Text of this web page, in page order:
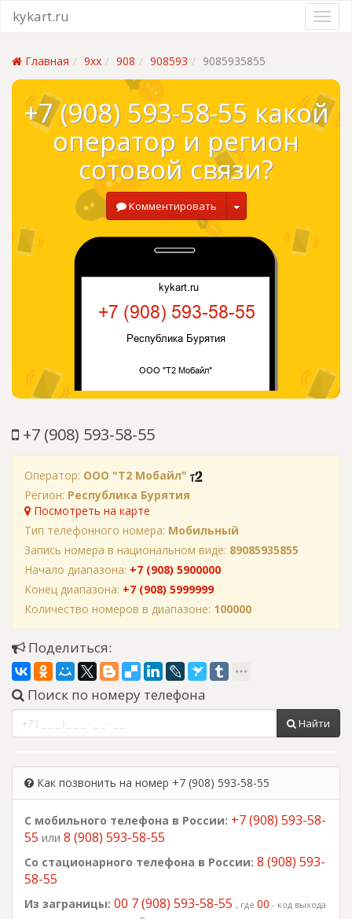
kykart.ru
Главная 9xx 908 908593 9085935855
+7 (908) 593-58-55 какой
оператор и регион
сотовой связи?
Комментировать
+7 (908) 593-58-55
Оператор: ООО "Т2 Мобайл"
Регион: Республика Бурятия
Посмотреть на карте
Тип телефонного номера: Мобильный
Запись номера в национальном виде: 89085935855
Начало диапазона: +7 (908) 5900000
Конец диапазона: +7 (908) 5999999
Количество номеров в диапазоне: 100000
Поделиться:
Поиск по номеру телефона
Найти
Как позвонить на номер +7 (908) 593-58-55
С мобильного телефона в России: +7 (908) 593-58-
55 или 8 (908) 593-58-55
Со стационарного телефона в России: 8 (908) 593-
58-55
Из заграницы: 00 7 (908) 593-58-55 , где 00 - код выхода